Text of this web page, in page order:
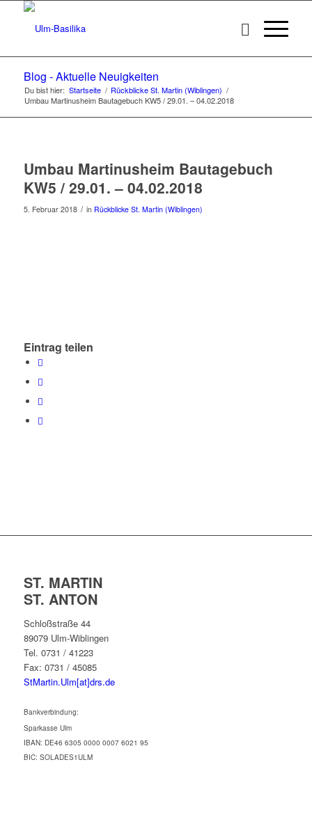
Blog - Aktuelle Neuigkeiten
Du bist hier: Startseite / Rückblicke St. Martin (Wiblingen) /
Umbau Martinusheim Bautagebuch KW5 / 29.01. – 04.02.2018
Umbau Martinusheim Bautagebuch
KW5 / 29.01. – 04.02.2018
5. Februar 2018 / in Rückblicke St. Martin (Wiblingen)
Eintrag teilen
ST. MARTIN
ST. ANTON
Schloßstraße 44
89079 Ulm-Wiblingen
Tel. 0731 / 41223
Fax: 0731 / 45085
StMartin.Ulm[at]drs.de
Bankverbindung:
Sparkasse Ulm
IBAN: DE46 6305 0000 0007 6021 95
BIC: SOLADES1ULM